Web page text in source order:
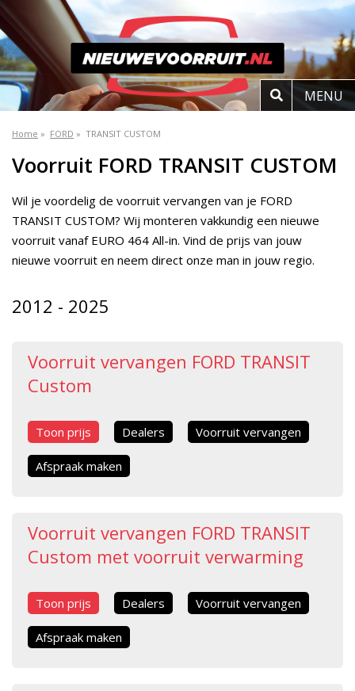
MENU
Home » FORD » TRANSIT CUSTOM
Voorruit FORD TRANSIT CUSTOM
Wil je voordelig de voorruit vervangen van je FORD
TRANSIT CUSTOM? Wij monteren vakkundig een nieuwe
voorruit vanaf EURO 464 All-in. Vind de prijs van jouw
nieuwe voorruit en neem direct onze man in jouw regio.
2012 - 2025
Voorruit vervangen FORD TRANSIT
Custom
Toon prijs Dealers Voorruit vervangen
Afspraak maken
Voorruit vervangen FORD TRANSIT
Custom met voorruit verwarming
Toon prijs Dealers Voorruit vervangen
Afspraak maken